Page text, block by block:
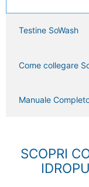
Testine SoWash
Come collegare
Manuale
SCOPRI